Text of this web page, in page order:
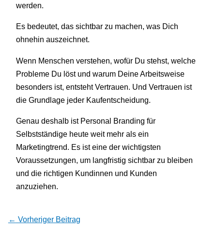
werden.
Es bedeutet, das sichtbar zu machen, was Dich
ohnehin auszeichnet.
Wenn Menschen verstehen, wofür Du stehst, welche
Probleme Du löst und warum Deine Arbeitsweise
besonders ist, entsteht Vertrauen. Und Vertrauen ist
die Grundlage jeder Kaufentscheidung.
Genau deshalb ist Personal Branding für
Selbstständige heute weit mehr als ein
Marketingtrend. Es ist eine der wichtigsten
Voraussetzungen, um langfristig sichtbar zu bleiben
und die richtigen Kundinnen und Kunden
anzuziehen.
← Vorheriger Beitrag